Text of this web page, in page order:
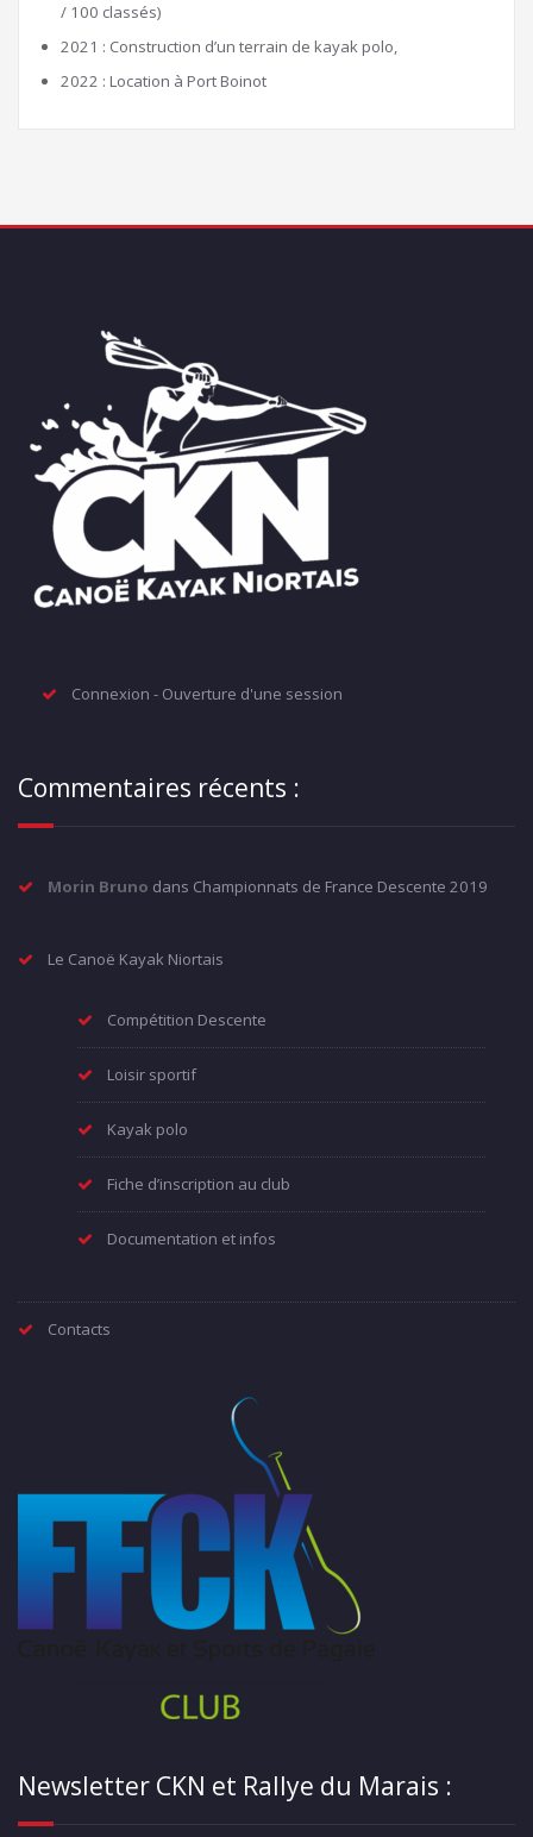
/ 100 classés)
2021 : Construction d’un terrain de kayak polo,
2022 : Location à Port Boinot
Connexion - Ouverture d'une session
Commentaires récents :
Morin Bruno dans Championnats de France Descente 2019
Le Canoë Kayak Niortais
Compétition Descente
Loisir sportif
Kayak polo
Fiche d’inscription au club
Documentation et infos
Contacts
Newsletter CKN et Rallye du Marais :